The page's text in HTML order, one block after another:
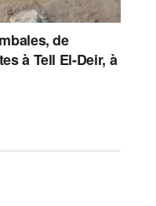
de
à Tell El-Deir, à